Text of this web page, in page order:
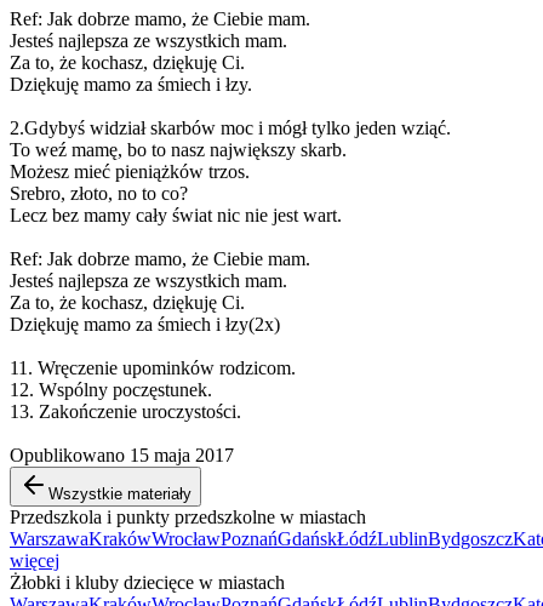
Ref: Jak dobrze mamo, że Ciebie mam.
Jesteś najlepsza ze wszystkich mam.
Za to, że kochasz, dziękuję Ci.
Dziękuję mamo za śmiech i łzy.
2.Gdybyś widział skarbów moc i mógł tylko jeden wziąć.
To weź mamę, bo to nasz największy skarb.
Możesz mieć pieniążków trzos.
Srebro, złoto, no to co?
Lecz bez mamy cały świat nic nie jest wart.
Ref: Jak dobrze mamo, że Ciebie mam.
Jesteś najlepsza ze wszystkich mam.
Za to, że kochasz, dziękuję Ci.
Dziękuję mamo za śmiech i łzy(2x)
11. Wręczenie upominków rodzicom.
12. Wspólny poczęstunek.
13. Zakończenie uroczystości.
Opublikowano 15 maja 2017
Wszystkie materiały
Przedszkola i punkty przedszkolne w miastach
WarszawaKrakówWrocławPoznańGdańskŁódźLublinBydgoszcz
więcej
Żłobki i kluby dziecięce w miastach